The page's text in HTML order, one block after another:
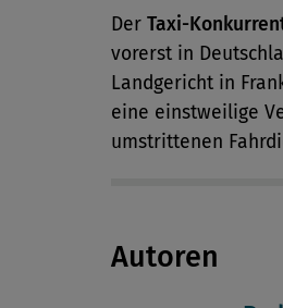
Der Taxi-
vorerst in
Landgericht in
eine einstweilige
umstrittenen
Autoren